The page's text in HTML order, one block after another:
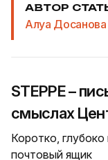
АВТОР
Алуа Досанова
STEPPE –
смыслах
Коротко,
почтовый ящик